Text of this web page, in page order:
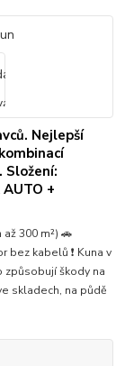
Nejlepší
Složení:
+
300 m²) 🚗
bez kabelů ❗ Kuna v
způsobují škody na
skladech, na půdě